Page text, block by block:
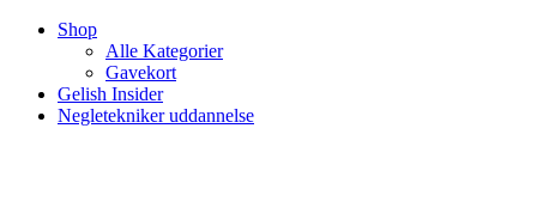
Shop
Alle Kategorier
Gavekort
Gelish Insider
Negletekniker uddannelse